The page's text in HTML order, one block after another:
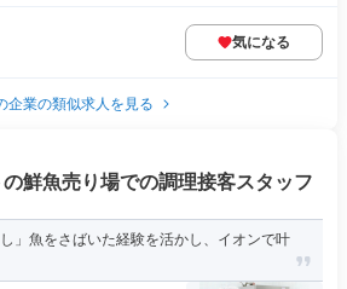
気になる
企業の類似求人を見る
鮮魚売り場での調理接客スタッフ
」魚をさばいた経験を活かし、イオンで叶